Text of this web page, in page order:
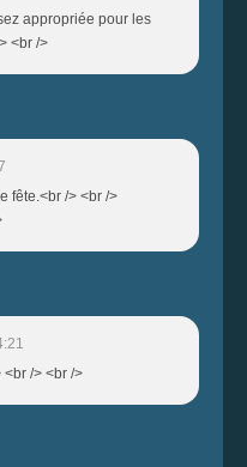
appropriée pour les
<br />
fête.<br /> <br />
/> <br />